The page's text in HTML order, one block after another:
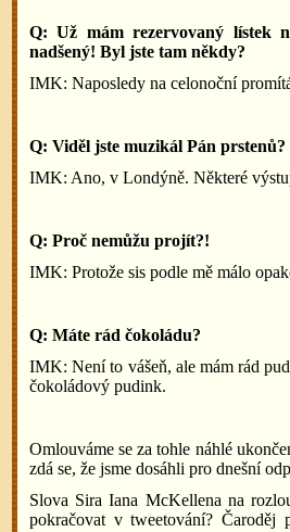
Q: Už mám rezervovaný lístek
nadšený! Byl jste tam někdy?
IMK: Naposledy na celonoční
Q: Viděl jste muzikál Pán prstenů?
IMK: Ano, v Londýně. Některé
Q: Proč nemůžu projít?!
IMK: Protože sis podle mě málo
Q: Máte rád čokoládu?
IMK: Není to vášeň, ale mám rád
čokoládový pudink.
Omlouváme se za tohle náhlé
zdá se, že jsme dosáhli pro dnešní
Slova Sira Iana McKellena na
pokračovat v tweetování? Čaroděj